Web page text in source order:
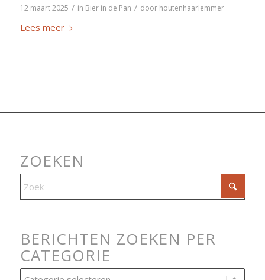
12 maart 2025 / in Bier in de Pan / door houtenhaarlemmer
Lees meer
ZOEKEN
BERICHTEN ZOEKEN PER
CATEGORIE
Berichten